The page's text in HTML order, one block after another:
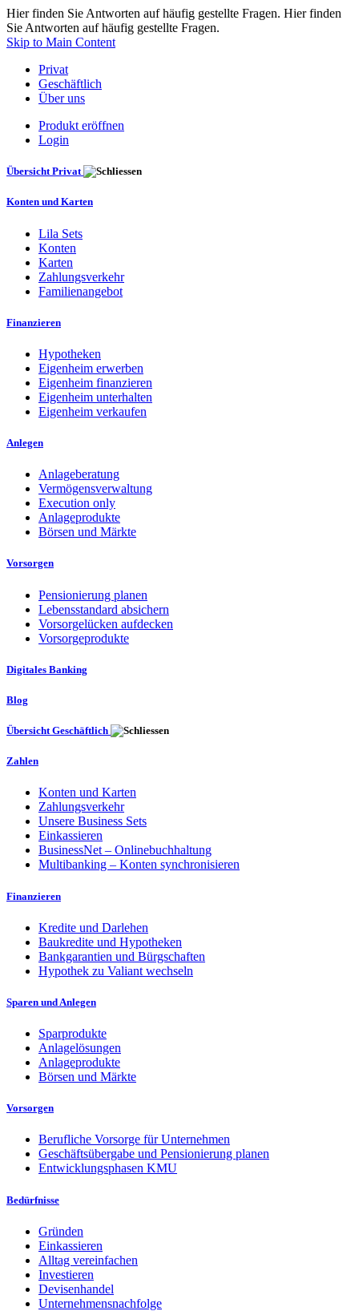
Hier finden Sie Antworten auf häufig gestellte Fragen. Hier finden
Sie Antworten auf häufig gestellte Fragen.
Skip to Main Content
Privat
Geschäftlich
Über uns
Produkt eröffnen
Login
Übersicht Privat
Konten und Karten
Lila Sets
Konten
Karten
Zahlungsverkehr
Familienangebot
Finanzieren
Hypotheken
Eigenheim erwerben
Eigenheim finanzieren
Eigenheim unterhalten
Eigenheim verkaufen
Anlegen
Anlageberatung
Vermögensverwaltung
Execution only
Anlageprodukte
Börsen und Märkte
Vorsorgen
Pensionierung planen
Lebensstandard absichern
Vorsorgelücken aufdecken
Vorsorgeprodukte
Digitales Banking
Blog
Übersicht Geschäftlich
Zahlen
Konten und Karten
Zahlungsverkehr
Unsere Business Sets
Einkassieren
BusinessNet – Onlinebuchhaltung
Multibanking – Konten synchronisieren
Finanzieren
Kredite und Darlehen
Baukredite und Hypotheken
Bankgarantien und Bürgschaften
Hypothek zu Valiant wechseln
Sparen und Anlegen
Sparprodukte
Anlagelösungen
Anlageprodukte
Börsen und Märkte
Vorsorgen
Berufliche Vorsorge für Unternehmen
Geschäftsübergabe und Pensionierung planen
Entwicklungsphasen KMU
Bedürfnisse
Gründen
Einkassieren
Alltag vereinfachen
Investieren
Devisenhandel
Unternehmensnachfolge